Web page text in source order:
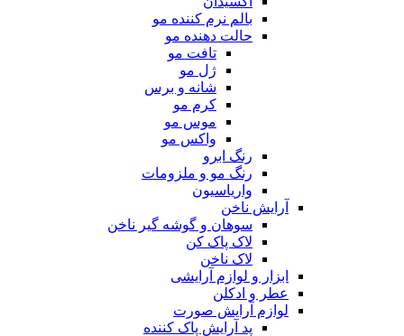
بالم نرم کننده مو
حالت دهنده مو
تافت مو
ژل مو
شانه و برس
کرم مو
موس مو
واکس مو
رنگ ابرو
رنگ مو و ملزومات
واریاسیون
آرایش ناخن
سوهان و گوشه گیر ناخن
لاک پاک کن
لاک ناخن
ابزار و لوازم آرایشی
عطر و ادکلن
لوازم آرایش صورت
پد آرایش پاک کننده